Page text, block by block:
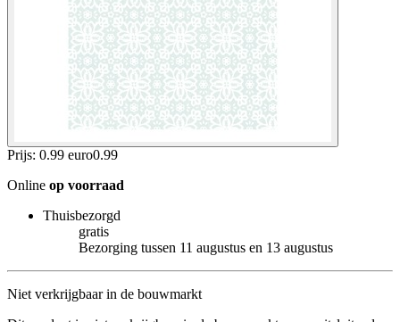
Prijs: 0.99 euro0.99
Online op voorraad
Thuisbezorgd
gratis
Bezorging tussen 11 augustus en 13 augustus
Niet verkrijgbaar in de bouwmarkt